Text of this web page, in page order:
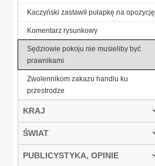
Kaczyński zastawił pułapkę na opozycję
Komentarz rysunkowy
Sędziowie pokoju nie musieliby być
prawnikami
Zwolennikom zakazu handlu ku
przestrodze
KRAJ
ŚWIAT
PUBLICYSTYKA, OPINIE